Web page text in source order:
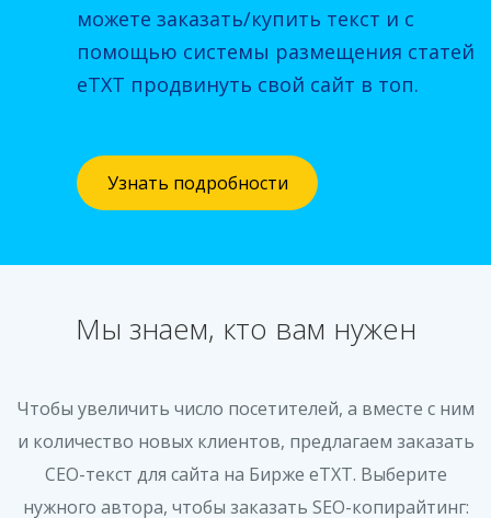
можете заказать/купить текст и с
помощью системы размещения статей
eTXT продвинуть свой сайт в топ.
Узнать подробности
Мы знаем, кто вам нужен
Чтобы увеличить число посетителей, а вместе с ним
и количество новых клиентов, предлагаем заказать
СЕО-текст для сайта на Бирже еТХТ. Выберите
нужного автора, чтобы заказать SEO-копирайтинг: